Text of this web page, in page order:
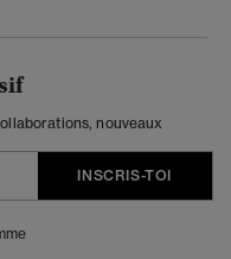
nouveaux
INSCRIS-TOI